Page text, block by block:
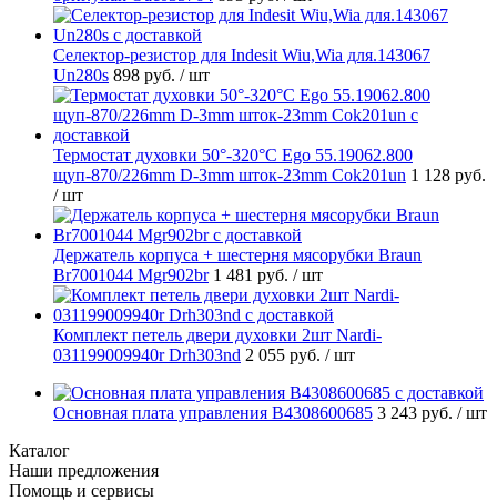
Селектор-резистор для Indesit Wiu,Wia для.143067
Un280s 898 руб. / шт
Термостат духовки 50°-320°C Ego 55.19062.800
щуп-870/226mm D-3mm шток-23mm Cok201un 1 128 руб.
/ шт
Держатель корпуса + шестерня мясорубки Braun
Br7001044 Mgr902br 1 481 руб. / шт
Комплект петель двери духовки 2шт Nardi-
031199009940r Drh303nd 2 055 руб. / шт
Основная плата управления B4308600685 3 243 руб. / шт
Каталог
Наши предложения
Помощь и сервисы